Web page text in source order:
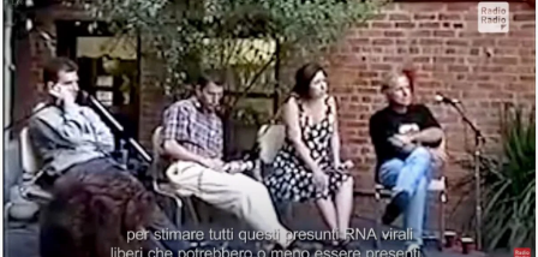
SALUTE E MEDICINA
STORIA E CITAZIONI
INTRATTENIMENTO